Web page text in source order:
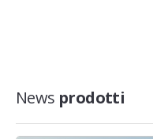
News prodotti